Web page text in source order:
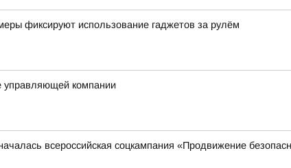
фиксируют использование гаджетов за рулём
компании
всероссийская соцкампания «Продвижение